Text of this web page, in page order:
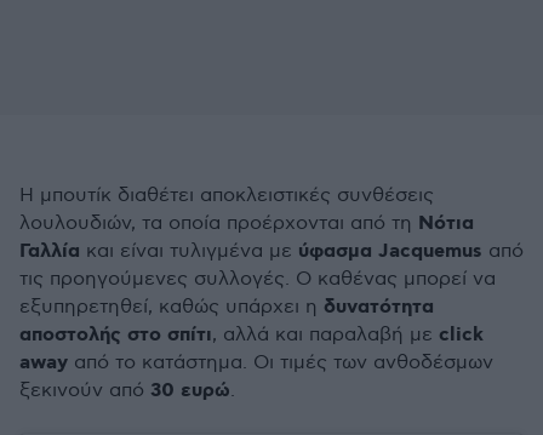
Η μπουτίκ διαθέτει αποκλειστικές συνθέσεις
λουλουδιών, τα οποία προέρχονται από τη Νότια
Γαλλία και είναι τυλιγμένα με ύφασμα Jacquemus από
τις προηγούμενες συλλογές. Ο καθένας μπορεί να
εξυπηρετηθεί, καθώς υπάρχει η δυνατότητα
αποστολής στο σπίτι, αλλά και παραλαβή με click
away από το κατάστημα. Οι τιμές των ανθοδέσμων
ξεκινούν από 30 ευρώ.